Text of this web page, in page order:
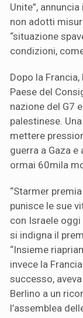
Unite”,
non adotti
“situazione
condizioni,
Dopo la
Paese del
nazione del G7
palestinese.
mettere
guerra a Gaza
ormai 60mila
“Starmer
punisce le sue
con Israele oggi
si indigna il
“Insieme
invece la
successo,
Berlino a un
l’assemblea